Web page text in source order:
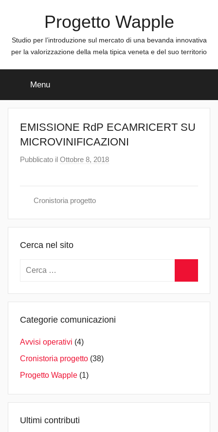
Progetto Wapple
Studio per l’introduzione sul mercato di una bevanda innovativa
per la valorizzazione della mela tipica veneta e del suo territorio
Menu
EMISSIONE RdP ECAMRICERT SU
MICROVINIFICAZIONI
Pubblicato il Ottobre 8, 2018
Cronistoria progetto
Cerca nel sito
Ricerca
Categorie comunicazioni
Avvisi operativi (4)
Cronistoria progetto (38)
Progetto Wapple (1)
Ultimi contributi